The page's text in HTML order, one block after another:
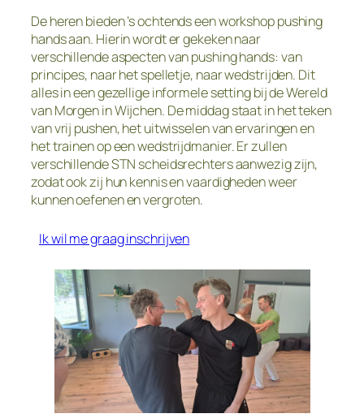
De heren bieden ’s ochtends een workshop pushing
hands aan. Hierin wordt er gekeken naar
verschillende aspecten van pushing hands: van
principes, naar het spelletje, naar wedstrijden. Dit
alles in een gezellige informele setting bij de Wereld
van Morgen in Wijchen. De middag staat in het teken
van vrij pushen, het uitwisselen van ervaringen en
het trainen op een wedstrijdmanier. Er zullen
verschillende STN scheidsrechters aanwezig zijn,
zodat ook zij hun kennis en vaardigheden weer
kunnen oefenen en vergroten.
Ik wil me graag inschrijven